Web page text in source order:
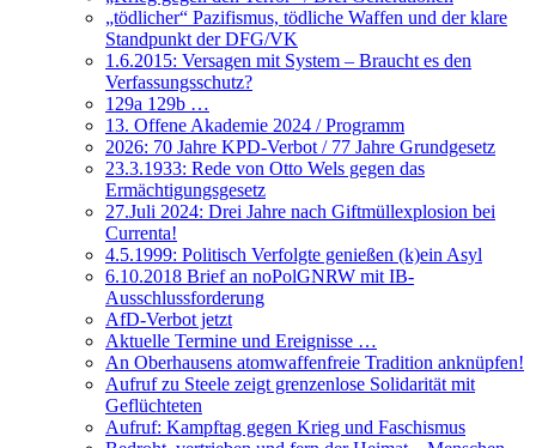
„tödlicher“ Pazifismus, tödliche Waffen und der klare
Standpunkt der DFG/VK
1.6.2015: Versagen mit System – Braucht es den
Verfassungsschutz?
129a 129b …
13. Offene Akademie 2024 / Programm
2026: 70 Jahre KPD-Verbot / 77 Jahre Grundgesetz
23.3.1933: Rede von Otto Wels gegen das
Ermächtigungsgesetz
27.Juli 2024: Drei Jahre nach Giftmüllexplosion bei
Currenta!
4.5.1999: Politisch Verfolgte genießen (k)ein Asyl
6.10.2018 Brief an noPolGNRW mit IB-
Ausschlussforderung
AfD-Verbot jetzt
Aktuelle Termine und Ereignisse …
An Oberhausens atomwaffenfreie Tradition anknüpfen!
Aufruf zu Steele zeigt grenzenlose Solidarität mit
Geflüchteten
Aufruf: Kampftag gegen Krieg und Faschismus